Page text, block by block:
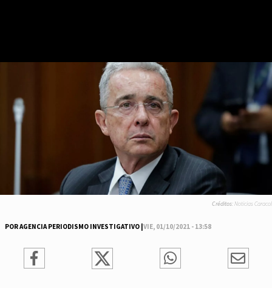
POR AGENCIA PERIODISMO INVESTIGATIVO | VIE, 01/10/2021 - 13:58
Créditos:Noticias Caracol